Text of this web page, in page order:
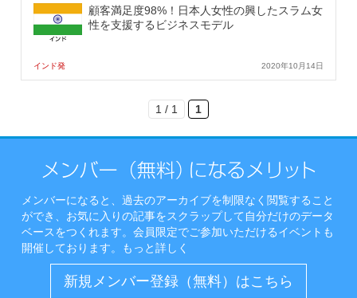
顧客満足度98%！日本人女性の興したスラム女
性を支援するビジネスモデル
インド発 2020年10月14日
1 / 1 1
メンバーになると、過去のアーカイブを制限なく閲覧すること
ができ、お気に入りの記事をスクラップして自分だけのデータ
ベースをつくれます。会員限定でご参加いただけるイベントも
開催しております。
もっと詳しく
新規メンバー登録（無料）はこちら